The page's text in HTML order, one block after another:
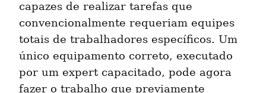
capazes de realizar tarefas que
convencionalmente requeriam equipes
totais de trabalhadores específicos. Um
único equipamento correto, executado
por um expert capacitado, pode agora
fazer o trabalho que previamente